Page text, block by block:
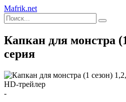
Mafrik.net
Капкан для монстра
серия
HD-трейлер
-